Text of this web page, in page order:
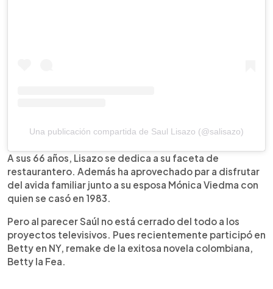
Una publicación compartida de Saul Lisazo (@salisazo)
A sus 66 años, Lisazo se dedica a su faceta de
restaurantero. Además ha aprovechado par a disfrutar
del avida familiar junto a su esposa Mónica Viedma con
quien se casó en 1983.
Pero al parecer Saúl no está cerrado del todo a los
proyectos televisivos. Pues recientemente participó en
Betty en NY, remake de la exitosa novela colombiana,
Betty la Fea.